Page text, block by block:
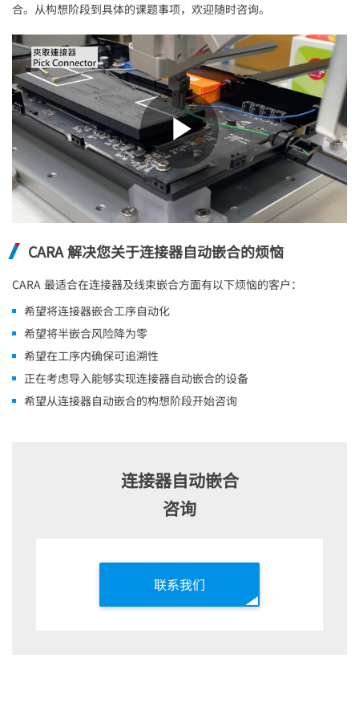
合。从构想阶段到具体的课题事项，欢迎随时咨询。
Play
Video
CARA 解决您关于连接器自动嵌合的烦恼
CARA 最适合在连接器及线束嵌合方面有以下烦恼的客户：
希望将连接器嵌合工序自动化
希望将半嵌合风险降为零
希望在工序内确保可追溯性
正在考虑导入能够实现连接器自动嵌合的设备
希望从连接器自动嵌合的构想阶段开始咨询
连接器自动嵌合
咨询
联系我们